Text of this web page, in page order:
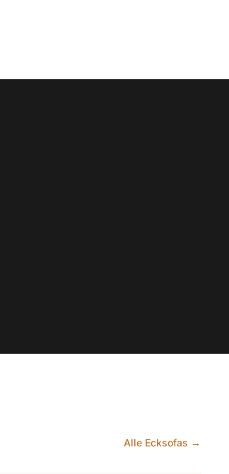
Alle Ecksofas →